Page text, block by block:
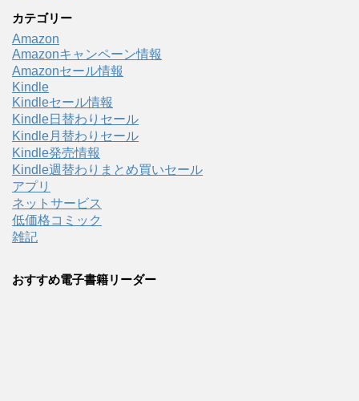
カテゴリー
Amazon
Amazonキャンペーン情報
Amazonセール情報
Kindle
Kindleセール情報
Kindle日替わりセール
Kindle月替わりセール
Kindle発売情報
Kindle週替わりまとめ買いセール
アプリ
ネットサービス
低価格コミック
雑記
おすすめ電子書籍リーダー